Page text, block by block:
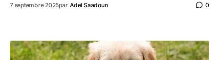
7 septembre 2025par Adel Saadoun 0